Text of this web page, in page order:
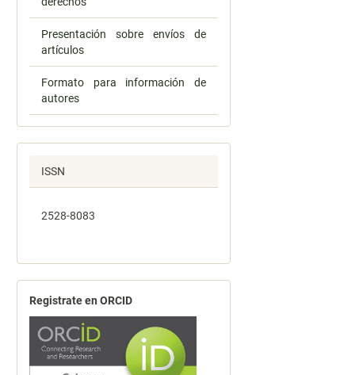
Presentación sobre envíos de
artículos
Formato para información de
autores
ISSN
2528-8083
Registrate en ORCID